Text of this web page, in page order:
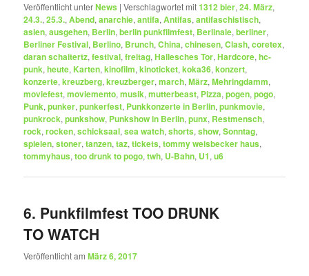
Veröffentlicht unterNews |Verschlagwortet mit1312 bier,24. März,
24.3.,25.3.,Abend,anarchie,antifa,Antifas,antifaschistisch,
asien,ausgehen, Berlin,berlin punkfilmfest, Berlinale,berliner,
Berliner Festival, Berlino, Brunch,China,chinesen,Clash,coretex,
daran schaitertz,festival,freitag,Hallesches Tor,Hardcore,hc-
punk,heute, Karten,kinofilm,kinoticket,koka36,konzert,
konzerte,kreuzberg,kreuzberger,march,März,Mehringdamm,
moviefest,moviemento,musik,mutterbeast, Pizza,pogen,pogo,
Punk,punker,punkerfest, Punkkonzerte in Berlin,punkmovie,
punkrock,punkshow, Punkshow in Berlin,punx, Restmensch,
rock,rocken,schicksaal,sea watch,shorts,show,Sonntag,
spielen,stoner,tanzen,taz,tickets,tommy weisbecker haus,
tommyhaus,too drunk to pogo,twh, U-Bahn, U1,u6
6. Punkfilmfest TOO DRUNK
TO WATCH
Veröffentlicht amMärz 6, 2017